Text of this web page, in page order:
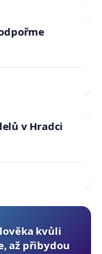
v Hradci
kvůli
až přibydou